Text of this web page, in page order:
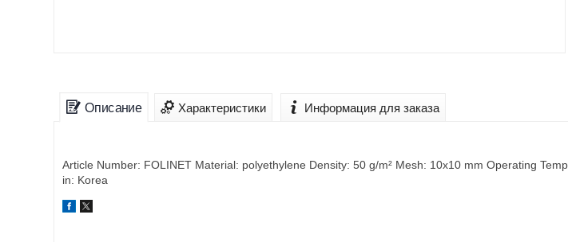
Описание Характеристики Информация для заказа
Article Number: FOLINET Material: polyethylene Density: 50 g/m² Mesh: 10x10 mm Operating
in: Korea